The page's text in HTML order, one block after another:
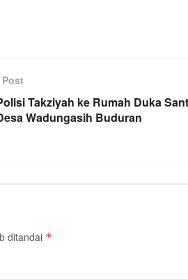
Takziyah ke Rumah Duka
Wadungasih Buduran
ditandai *